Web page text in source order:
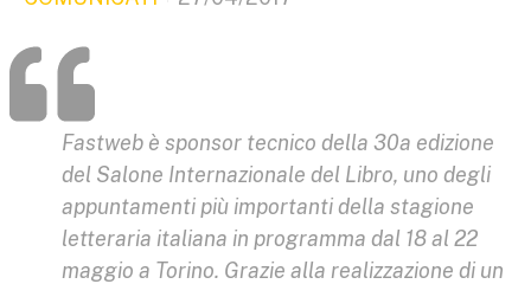
Fastweb è sponsor tecnico della 30a edizione
del Salone Internazionale del Libro, uno degli
appuntamenti più importanti della stagione
letteraria italiana in programma dal 18 al 22
maggio a Torino. Grazie alla realizzazione di un